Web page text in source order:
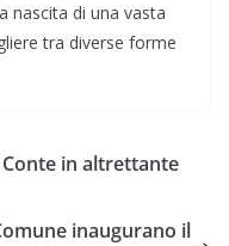
nascita di una vasta
tra diverse forme
in altrettante
inaugurano il